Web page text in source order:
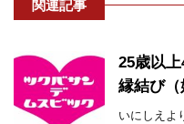
関連記事
25歳以
縁結び（
いにしえよ